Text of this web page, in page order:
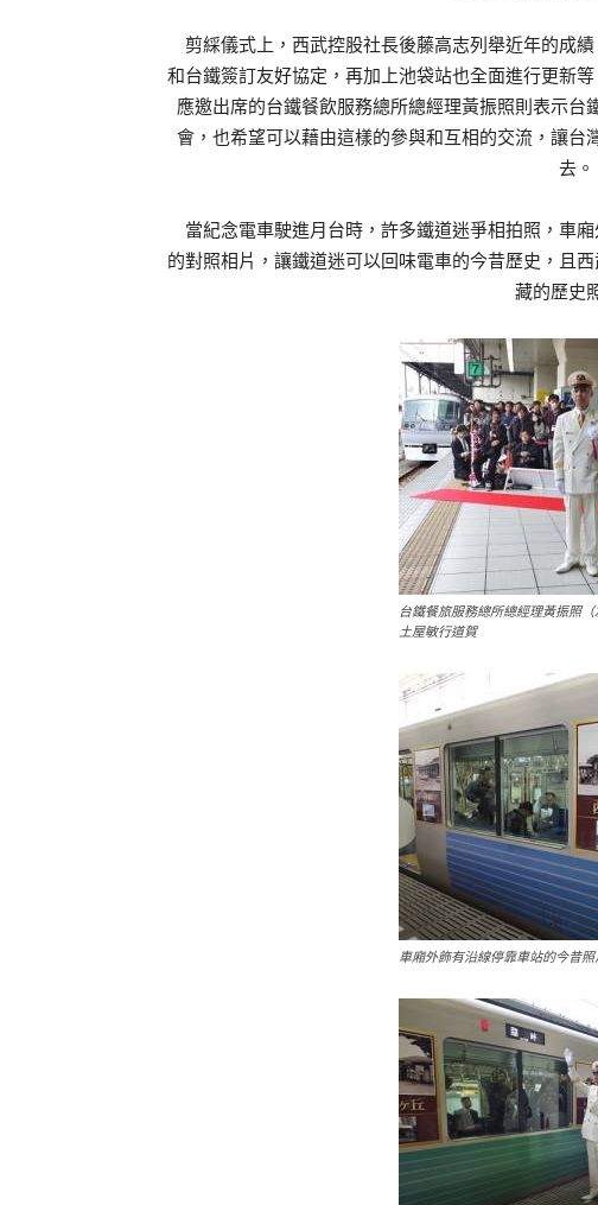
剪綵儀式上，西武控股社長後藤高志列舉近年的成
和台鐵簽訂友好協定，再加上池袋站也全面進行更新
應邀出席的台鐵餐飲服務總所總經理黃振照則表示
會，也希望可以藉由這樣的參與和互相的交流，讓
去。
當紀念電車駛進月台時，許多鐵道迷爭相拍照，車
的對照相片，讓鐵道迷可以回味電車的今昔歷史，且
藏的歷史
台鐵餐旅服務總所總經理黃振照
土屋敏行道賀
車廂外飾有沿線停靠車站的今昔照